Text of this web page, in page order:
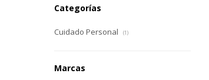
Categorías
Cuidado Personal (1)
Marcas